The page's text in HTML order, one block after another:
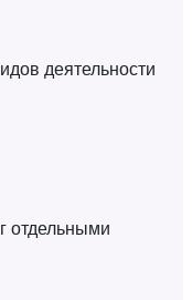
деятельности
отдельными